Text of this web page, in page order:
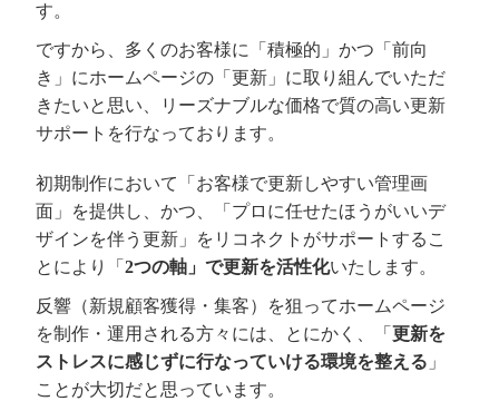
す。
ですから、多くのお客様に「積極的」かつ「前向
き」にホームページの「更新」に取り組んでいただ
きたいと思い、リーズナブルな価格で質の高い更新
サポートを行なっております。
初期制作において「お客様で更新しやすい管理画
面」を提供し、かつ、「プロに任せたほうがいいデ
ザインを伴う更新」をリコネクトがサポートするこ
とにより「2つの軸」で更新を活性化いたします。
反響（新規顧客獲得・集客）を狙ってホームページ
を制作・運用される方々には、とにかく、「更新を
ストレスに感じずに行なっていける環境を整える 」
ことが大切だと思っています。